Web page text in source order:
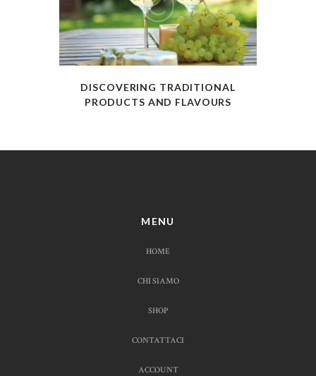
DISCOVERING TRADITIONAL
PRODUCTS AND FLAVOURS
MENU
HOME
CHI SIAMO
SHOP
CONTATTACI
ACCOUNT